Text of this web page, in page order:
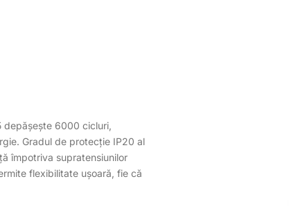
depășește 6000 cicluri,
Gradul de protecție IP20 al
împotriva supratensiunilor
flexibilitate ușoară, fie că